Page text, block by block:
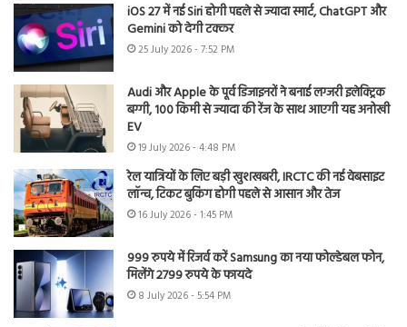
iOS 27 में नई Siri होगी पहले से ज्यादा स्मार्ट, ChatGPT और
Gemini को देगी टक्कर
25 July 2026 - 7:52 PM
Audi और Apple के पूर्व डिजाइनरों ने बनाई लग्जरी इलेक्ट्रिक
बग्गी, 100 किमी से ज्यादा की रेंज के साथ आएगी यह अनोखी
EV
19 July 2026 - 4:48 PM
रेल यात्रियों के लिए बड़ी खुशखबरी, IRCTC की नई वेबसाइट
लॉन्च, टिकट बुकिंग होगी पहले से आसान और तेज
16 July 2026 - 1:45 PM
999 रुपये में रिजर्व करें Samsung का नया फोल्डेबल फोन,
मिलेंगे 2799 रुपये के फायदे
8 July 2026 - 5:54 PM